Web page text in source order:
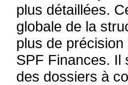
plus détaillées.
globale de la
plus de
SPF Finances. Il
des dossiers à